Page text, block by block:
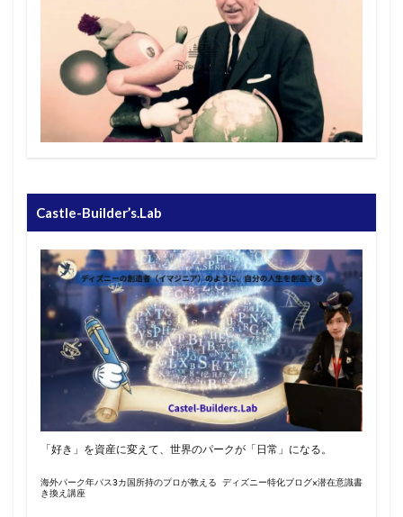
Castle-Builder’s.Lab
「好き」を資産に変えて、世界のパークが「日常」になる。
海外パーク年パス3カ国所持のプロが教える ディズニー特化ブログ×潜在意識書
き換え講座